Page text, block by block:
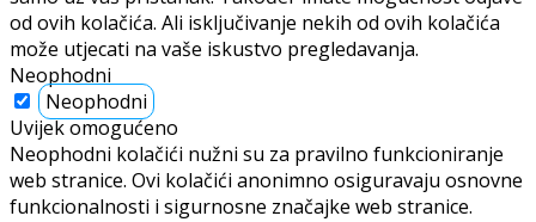
od ovih kolačića. Ali isključivanje nekih od ovih kolačića
može utjecati na vaše iskustvo pregledavanja.
Neophodni
Neophodni
Uvijek omogućeno
Neophodni kolačići nužni su za pravilno funkcioniranje
web stranice. Ovi kolačići anonimno osiguravaju osnovne
funkcionalnosti i sigurnosne značajke web stranice.